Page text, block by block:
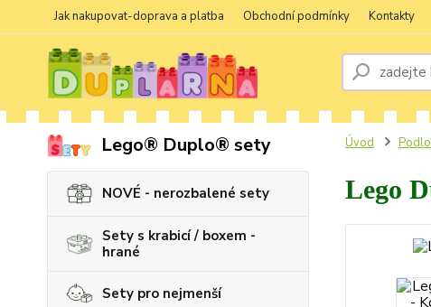
Jak nakupovat-doprava a platba Obchodní podmínky Kontakty
Lego® Duplo® sety
NOVÉ - nerozbalené sety
Sety s krabicí / boxem -
hrané
Sety pro nejmenší
Úvod
Lego